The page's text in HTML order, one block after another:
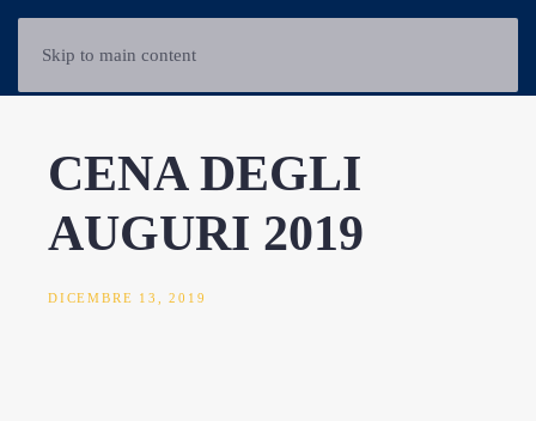
Skip to main content
CENA DEGLI
AUGURI 2019
DICEMBRE 13, 2019